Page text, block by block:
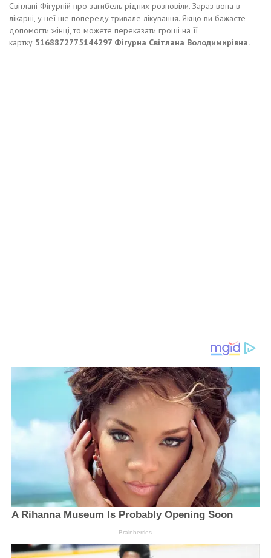
Світлані Фігурній про загибель рідних розповіли. Зараз вона в
лікарні, у неї ще попереду тривале лікування. Якщо ви бажаєте
допомогти жінці, то можете переказати гроші на її
картку 5168872775144297 Фігурна Світлана Володимирівна.